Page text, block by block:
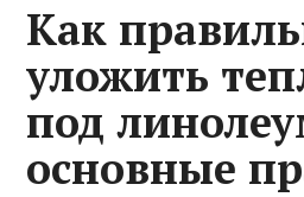
Как
уложить
под
основные